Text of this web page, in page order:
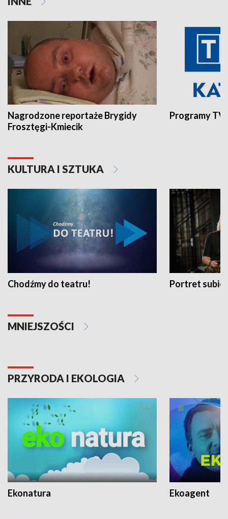
Nagrodzone reportaże Brygidy
Frosztęgi-Kmiecik
Programy
KULTURA I SZTUKA
Chodźmy do teatru! Portret
MNIEJSZOŚCI
PRZYRODA I EKOLOGIA
Ekonatura Ekoagent